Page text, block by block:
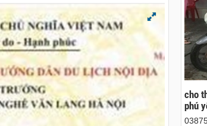
cho thue xe may phu yen - cho thuê xe máy
phú yên
0387560028 cho thuê xe máy phú yên - Cho
Giấy
phân
Nẵng